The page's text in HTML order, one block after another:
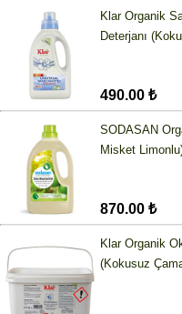
Klar Organik
Deterjanı
490.00 ₺
SODASAN
Misket
870.00 ₺
Klar Organik
(Kokusuz